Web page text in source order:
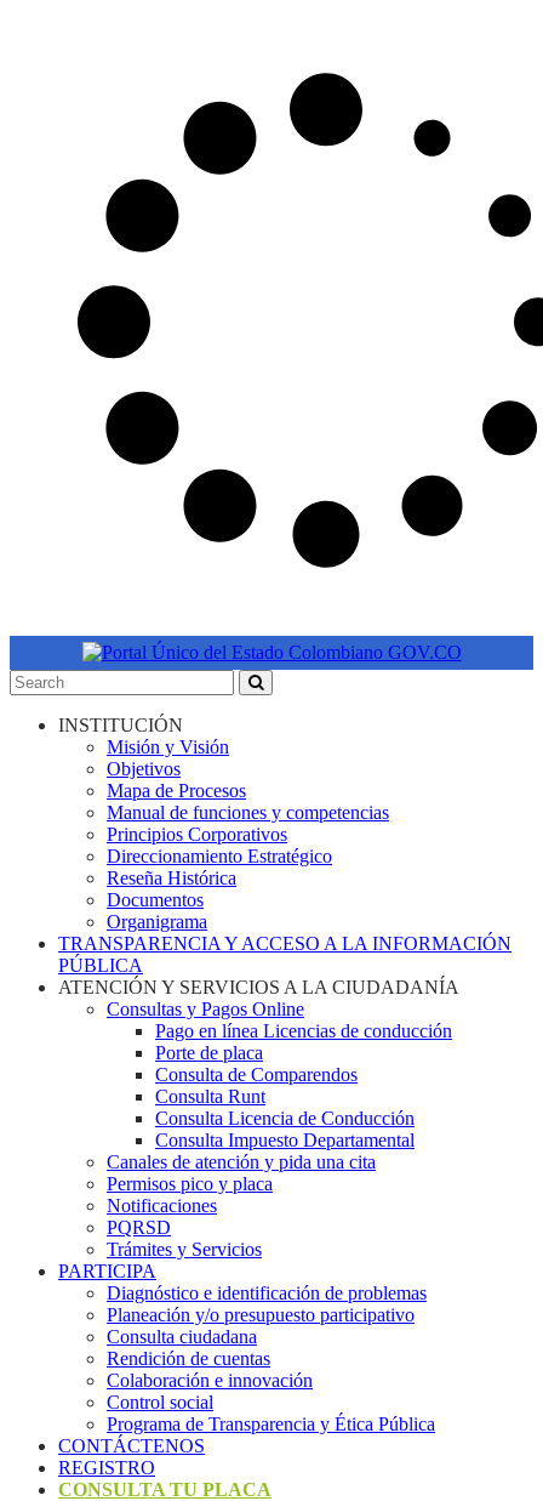
INSTITUCIÓN
Misión y Visión
Objetivos
Mapa de Procesos
Manual de funciones y competencias
Principios Corporativos
Direccionamiento Estratégico
Reseña Histórica
Documentos
Organigrama
TRANSPARENCIA Y ACCESO A LA INFORMACIÓN
PÚBLICA
ATENCIÓN Y SERVICIOS A LA CIUDADANÍA
Consultas y Pagos Online
Pago en línea Licencias de conducción
Porte de placa
Consulta de Comparendos
Consulta Runt
Consulta Licencia de Conducción
Consulta Impuesto Departamental
Canales de atención y pida una cita
Permisos pico y placa
Notificaciones
PQRSD
Trámites y Servicios
PARTICIPA
Diagnóstico e identificación de problemas
Planeación y/o presupuesto participativo​
Consulta ciudadana
Rendición de cuentas
Colaboración e innovación
Control social
Programa de Transparencia y Ética Pública
CONTÁCTENOS
REGISTRO
CONSULTA TU PLACA